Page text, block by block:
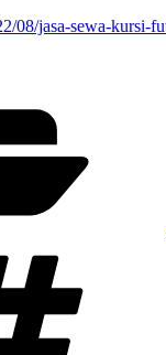
08/jasa-sewa-kursi-